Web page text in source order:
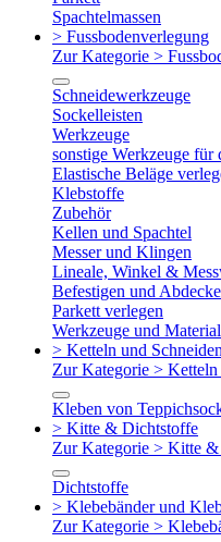
Spachtelmassen
> Fussbodenverlegung
Zur Kategorie >
Schneidewerkzeuge
Sockelleisten
Werkzeuge
sonstige Werkzeuge für
Elastische Beläge
Klebstoffe
Zubehör
Kellen und Spachtel
Messer und Klingen
Lineale, Winkel &
Befestigen und
Parkett verlegen
Werkzeuge und
> Ketteln und Schneiden
Zur Kategorie > Ketteln
Kleben von
> Kitte & Dichtstoffe
Zur Kategorie > Kitte
Dichtstoffe
> Klebebänder und
Zur Kategorie >